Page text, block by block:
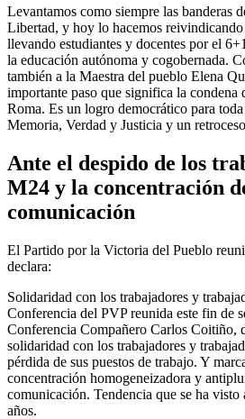
Levantamos como siempre las banderas
Libertad, y hoy lo hacemos
llevando estudiantes y docentes por el
la educación autónoma y cogobernada.
también a la Maestra del pueblo Elena
importante paso que significa la condena
Roma. Es un logro democrático para
Memoria, Verdad y Justicia y un
Ante el despido de los
M24 y la concentración
comunicación
El Partido por la Victoria del Pueblo
declara:
Solidaridad con los trabajadores y
Conferencia del PVP reunida este fin de
Conferencia Compañero Carlos Coitiño,
solidaridad con los trabajadores y
pérdida de sus puestos de trabajo. Y
concentración homogeneizadora y
comunicación. Tendencia que se ha visto
años.